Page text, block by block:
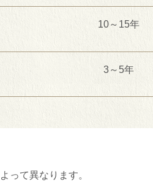
10～ 15年
3～ 5年
って異なります。